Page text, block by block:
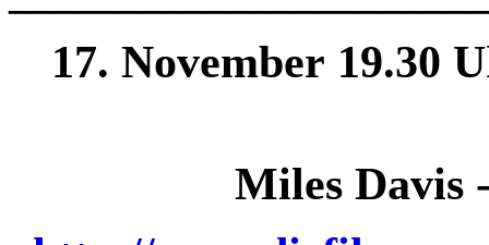
17. November 19.30
Miles Davis